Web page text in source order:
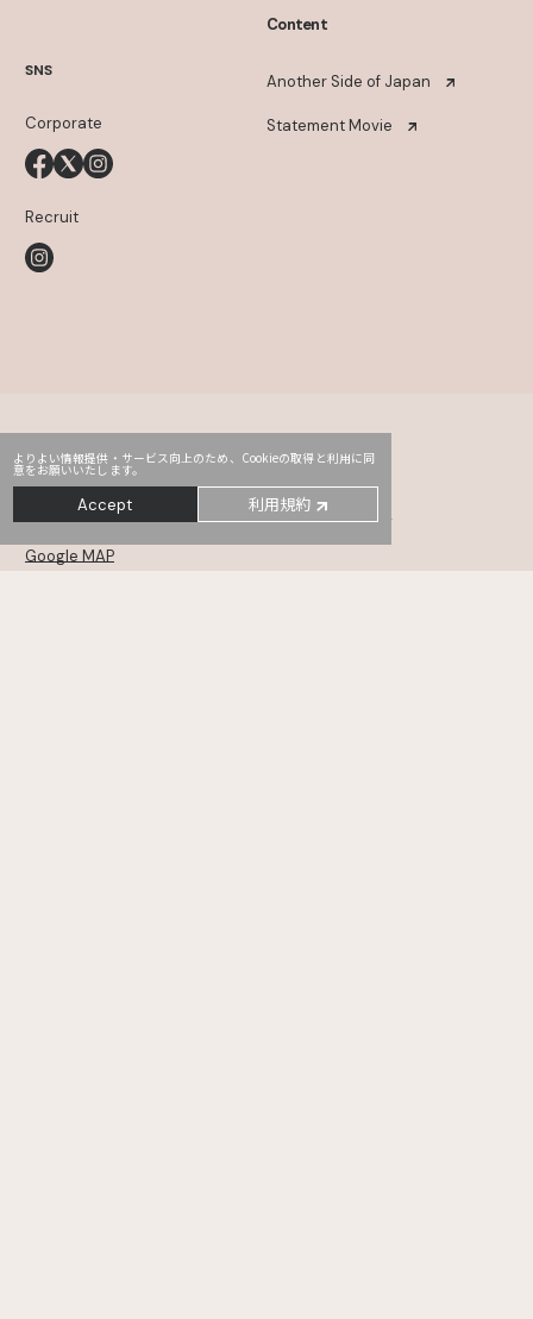
よりよい情報提供・サービス向上のため、Cookieの取得と利用に同
意をお願いいたします。
Accept 利用規約
SNS
Corporate
Recruit
Content
Another Side of Japan
Statement Movie
Head Office PRO2 Third
〒107-0052 東京都港区赤坂2-14-5 Daiwa赤坂ビル 5・6F
Google MAP